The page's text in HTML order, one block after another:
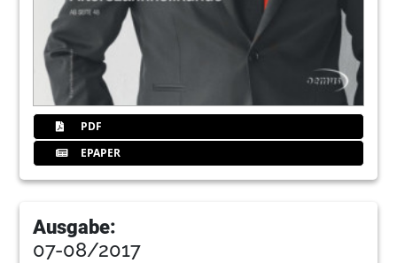
PDF
EPAPER
Ausgabe:
07-08/2017